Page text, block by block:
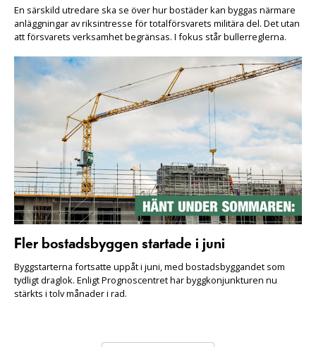
En särskild utredare ska se över hur bostäder kan byggas närmare
anläggningar av riksintresse för totalförsvarets militära del. Det utan
att försvarets verksamhet begränsas. I fokus står bullerreglerna.
Fler bostadsbyggen startade i juni
Byggstarterna fortsatte uppåt i juni, med bostadsbyggandet som
tydligt draglok. Enligt Prognoscentret har byggkonjunkturen nu
stärkts i tolv månader i rad.